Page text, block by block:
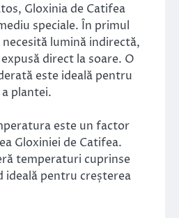
Gloxinia de Catifea
speciale. În primul
lumină indirectă,
direct la soare. O
este ideală pentru
plantei.
este un factor
Gloxiniei de Catifea.
temperaturi cuprinse
ideală pentru creșterea